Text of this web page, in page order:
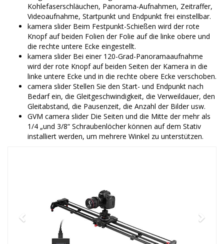
Kohlefaserschläuchen, Panorama-Aufnahmen, Zeitraffer,
Videoaufnahme, Startpunkt und Endpunkt frei einstellbar.
kamera slider Beim Festpunkt-Schießen wird der rote
Knopf auf beiden Folien der Folie auf die linke obere und
die rechte untere Ecke eingestellt.
kamera slider Bei einer 120-Grad-Panoramaaufnahme
wird der rote Knopf auf beiden Seiten der Kamera in die
linke untere Ecke und in die rechte obere Ecke verschoben.
camera slider Stellen Sie den Start- und Endpunkt nach
Bedarf ein, die Gleitgeschwindigkeit, die Verweildauer, den
Gleitabstand, die Pausenzeit, die Anzahl der Bilder usw.
GVM camera slider Die Seiten und die Mitte der mehr als
1/4 „und 3/8“ Schraubenlöcher können auf dem Stativ
installiert werden, um mehrere Winkel zu unterstützen.